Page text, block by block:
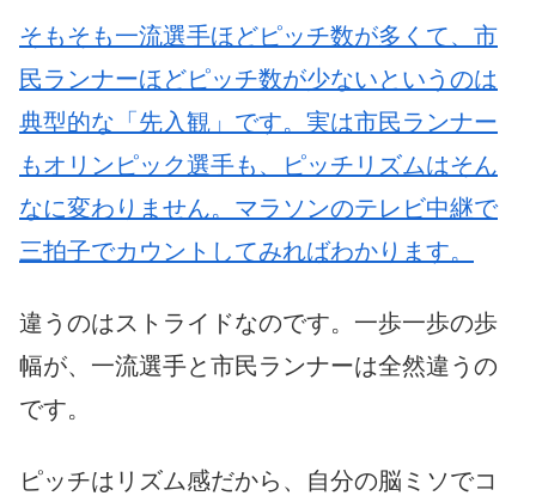
そもそも一流選手ほどピッチ数が多くて、市
民ランナーほどピッチ数が少ないというのは
典型的な「先入観」です。実は市民ランナー
もオリンピック選手も、ピッチリズムはそん
なに変わりません。 マラソンのテレビ中継で
三拍子でカウントしてみればわかります。
違うのはストライドなのです。一歩一歩の歩
幅が、一流選手と市民ランナーは全然違うの
です。
ピッチはリズム感だから、自分の脳ミソでコ